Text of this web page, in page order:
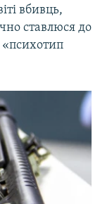
вбивць,
ставлюся до
«психотип